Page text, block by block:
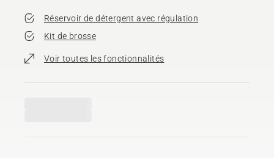
Réservoir de détergent avec régulation
Kit de brosse
Voir toutes les fonctionnalités